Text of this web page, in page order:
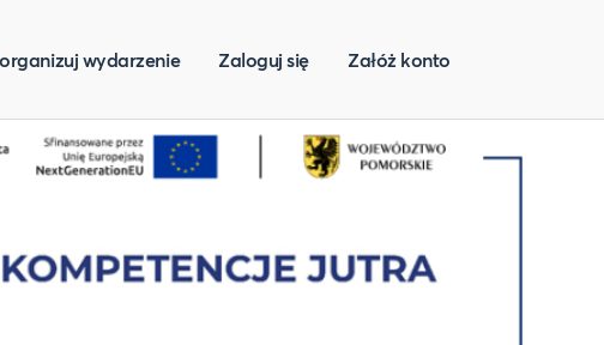
wydarzenie Zaloguj się Załóż konto